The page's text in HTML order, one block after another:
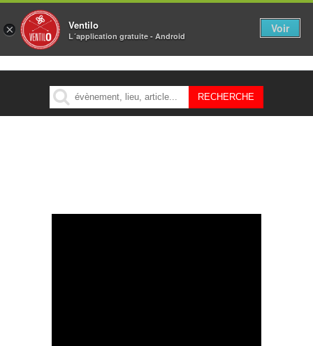
MENU
× Ventilo
L´application gratuite - Android
Voir